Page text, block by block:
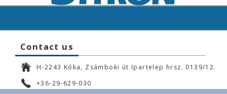
Contact us
H-2243 Kóka, Zsámboki út Ipartelep hrsz. 0139/12.
+36-29-629-030